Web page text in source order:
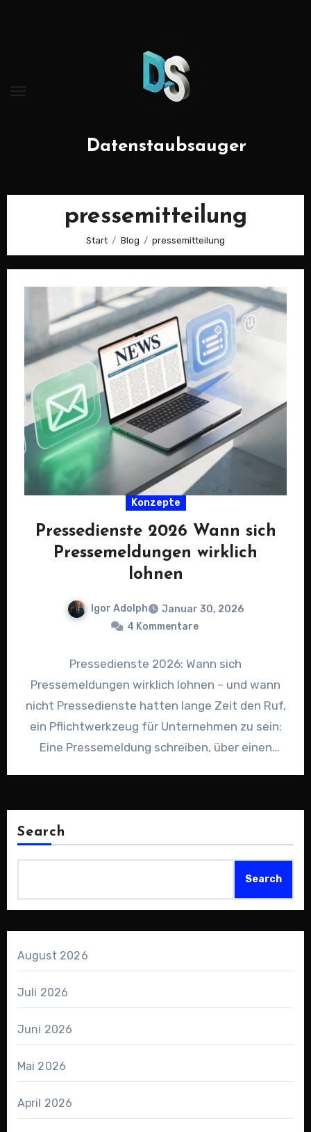
Datenstaubsauger
pressemitteilung
Start Blog pressemitteilung
Konzepte
Pressedienste 2026 Wann sich
Pressemeldungen wirklich
lohnen
Igor Adolph
Januar 30, 2026
4 Kommentare
Pressedienste 2026: Wann sich
Pressemeldungen wirklich lohnen – und wann
nicht Pressedienste hatten lange Zeit den Ruf,
ein Pflichtwerkzeug für Unternehmen zu sein:
Eine Pressemeldung schreiben, über einen
Search
Search
August 2026
Juli 2026
Juni 2026
Mai 2026
April 2026